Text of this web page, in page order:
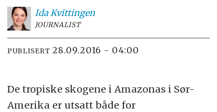
IdaKvittingen
JOURNALIST
PUBLISERT 28.09.2016 - 04:00
De tropiske skogene i Amazonas i Sør-
Amerika er utsatt både for